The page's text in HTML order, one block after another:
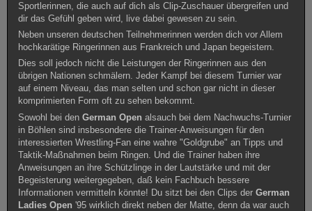
Sportlerinnen, die auch auf dich als Clip-Zuschauer übergreifen und
dir das Gefühl geben wird, live dabei gewesen zu sein.
Neben unseren deutschen Teilnehmerinnen werden dich vor Allem
hochkarätige Ringerinnen aus Frankreich und Japan begeistern.
Dies soll jedoch nicht die Leistungen der Ringerinnen aus den
übrigen Nationen schmälern. Jeder Kampf bei diesem Turnier war
auf einem Niveau, das man selten und schon gar nicht in dieser
komprimierten Form oft zu sehen bekommt.
Sowohl bei denGerman Open alsauch bei dem Nachwuchs-Turnier
in Böhlen sind insbesondere die Trainer-Anweisungen für den
interessierten Wrestling-Fan eine wahre "Goldgrube" an Tipps und
Taktik-Maßnahmen beim Ringen. Und die Trainer haben ihre
Anweisungen an ihre Schützlinge in der Lautstärke und mit der
Begeisterung weitergegeben, daß kein Fachbuch bessere
Informationen vermitteln könnte! Du sitzt bei den Clips derGerman
Ladies Open '95 wirklich direkt neben der Matte, denn da war auch